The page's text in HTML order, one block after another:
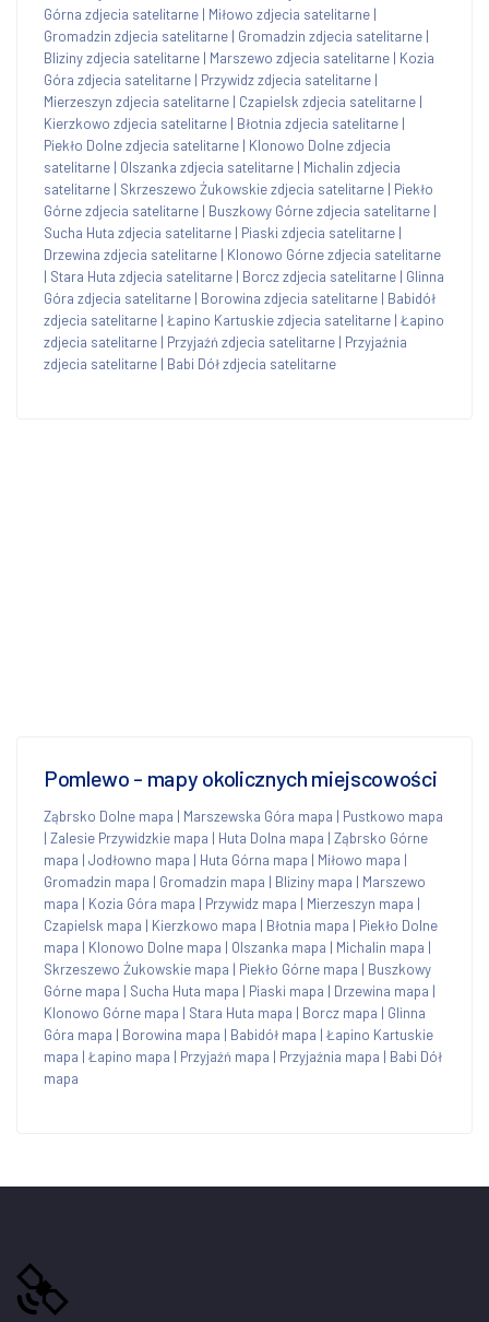
Górna zdjecia satelitarne | Miłowo zdjecia satelitarne |
Gromadzin zdjecia satelitarne | Gromadzin zdjecia satelitarne |
Bliziny zdjecia satelitarne | Marszewo zdjecia satelitarne | Kozia
Góra zdjecia satelitarne | Przywidz zdjecia satelitarne |
Mierzeszyn zdjecia satelitarne | Czapielsk zdjecia satelitarne |
Kierzkowo zdjecia satelitarne | Błotnia zdjecia satelitarne |
Piekło Dolne zdjecia satelitarne | Klonowo Dolne zdjecia
satelitarne | Olszanka zdjecia satelitarne | Michalin zdjecia
satelitarne | Skrzeszewo Żukowskie zdjecia satelitarne | Piekło
Górne zdjecia satelitarne | Buszkowy Górne zdjecia satelitarne |
Sucha Huta zdjecia satelitarne | Piaski zdjecia satelitarne |
Drzewina zdjecia satelitarne | Klonowo Górne zdjecia satelitarne
| Stara Huta zdjecia satelitarne | Borcz zdjecia satelitarne | Glinna
Góra zdjecia satelitarne | Borowina zdjecia satelitarne | Babidół
zdjecia satelitarne | Łapino Kartuskie zdjecia satelitarne | Łapino
zdjecia satelitarne | Przyjaźń zdjecia satelitarne | Przyjaźnia
zdjecia satelitarne | Babi Dół zdjecia satelitarne
Pomlewo - mapy okolicznych miejscowości
Ząbrsko Dolne mapa | Marszewska Góra mapa | Pustkowo mapa
| Zalesie Przywidzkie mapa | Huta Dolna mapa | Ząbrsko Górne
mapa | Jodłowno mapa | Huta Górna mapa | Miłowo mapa |
Gromadzin mapa | Gromadzin mapa | Bliziny mapa | Marszewo
mapa | Kozia Góra mapa | Przywidz mapa | Mierzeszyn mapa |
Czapielsk mapa | Kierzkowo mapa | Błotnia mapa | Piekło Dolne
mapa | Klonowo Dolne mapa | Olszanka mapa | Michalin mapa |
Skrzeszewo Żukowskie mapa | Piekło Górne mapa | Buszkowy
Górne mapa | Sucha Huta mapa | Piaski mapa | Drzewina mapa |
Klonowo Górne mapa | Stara Huta mapa | Borcz mapa | Glinna
Góra mapa | Borowina mapa | Babidół mapa | Łapino Kartuskie
mapa | Łapino mapa | Przyjaźń mapa | Przyjaźnia mapa | Babi Dół
mapa